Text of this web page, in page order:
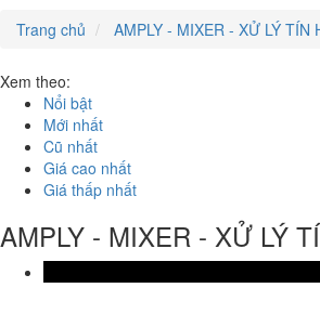
Trang chủ
AMPLY - MIXER - XỬ LÝ TÍN
Xem theo:
Nổi bật
Mới nhất
Cũ nhất
Giá cao nhất
Giá thấp nhất
AMPLY - MIXER - XỬ LÝ